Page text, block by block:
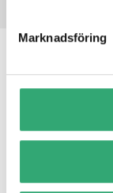
Marknadsföring
RELATED
New arrival